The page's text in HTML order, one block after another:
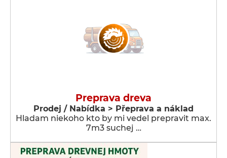
Preprava dreva
Prodej / Nabídka > Přeprava a náklad
Hladam niekoho kto by mi vedel prepravit max.
7m3 suchej …